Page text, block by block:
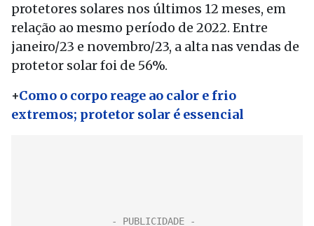
protetores solares nos últimos 12 meses, em
relação ao mesmo período de 2022. Entre
janeiro/23 e novembro/23, a alta nas vendas de
protetor solar foi de 56%.
+Como o corpo reage ao calor e frio
extremos; protetor solar é essencial